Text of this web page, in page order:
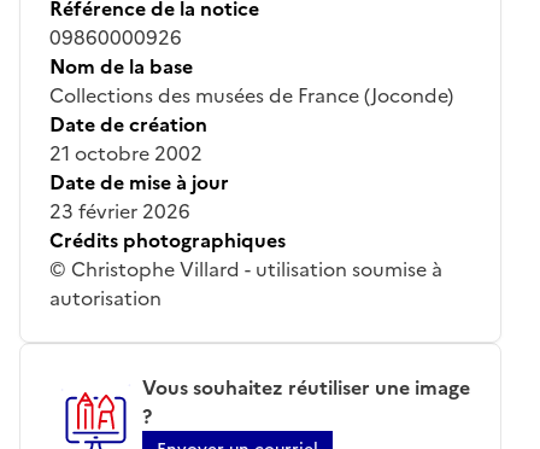
Référence de la notice
09860000926
Nom de la base
Collections des musées de France (Joconde)
Date de création
21 octobre 2002
Date de mise à jour
23 février 2026
Crédits photographiques
© Christophe Villard - utilisation soumise à
autorisation
Vous souhaitez réutiliser une image
?